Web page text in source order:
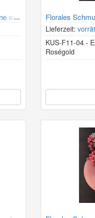
aus
Florales
Eukalyptus
Lieferzeit:
KUS-F11-04 -
Roségold